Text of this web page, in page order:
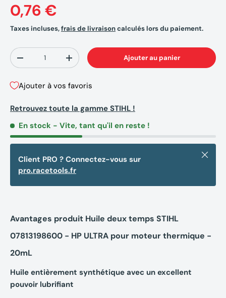
0,76 €
Taxes incluses,frais de livraisoncalculés lors du paiement.
Qté
-
+ Ajouter au panier
Ajouter à vos favoris
Retrouvez toute la gamme STIHL !
En stock - Vite, tant qu'il en reste !
Client PRO ? Connectez-vous sur
pro.racetools.fr
Fermer
Avantages produit Huile deux temps STIHL
07813198600 - HP ULTRA pour moteur thermique -
20mL
Huile entièrement synthétique avec un excellent
pouvoir lubrifiant